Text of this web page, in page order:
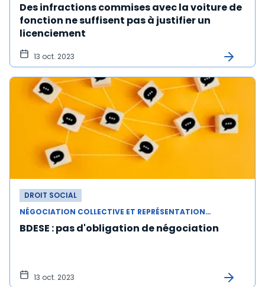
Des infractions commises avec la voiture de
fonction ne suffisent pas à justifier un
licenciement
13 oct. 2023
DROIT SOCIAL
NÉGOCIATION COLLECTIVE ET REPRÉSENTATION DU PERSONNEL
BDESE : pas d'obligation de négociation
13 oct. 2023